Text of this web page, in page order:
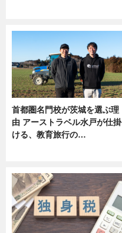
首都圏名門校が茨城を選ぶ理
由 アーストラベル水戸が仕掛
ける、教育旅行の…